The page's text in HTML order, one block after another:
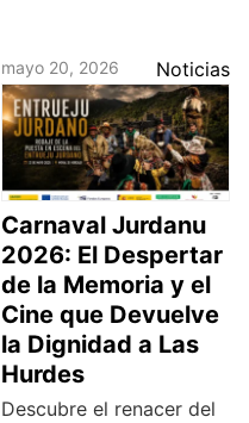
mayo 20, 2026 Noticias
Carnaval Jurdanu
2026: El Despertar
de la Memoria y el
Cine que Devuelve
la Dignidad a Las
Hurdes
Descubre el renacer del